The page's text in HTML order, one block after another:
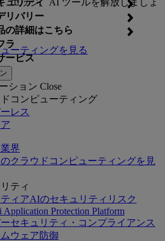
ュリティ
リバリー
の詳細はこちら
ラ
ービス
ーティングを見る
ション Close
コンピューティング
レス
界
クラウドコンピューティングを見
ティ
ィアAIのセキュリティリスク
Application Protection Platform
セキュリティ・コンプライアンス
ウェア防御